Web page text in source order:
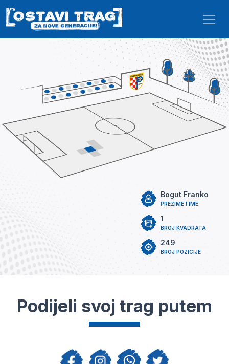
Skip to main content
PREZIME I IME
Bogut Franko
BROJ KVADRATA
1
BROJ POZICIJE
249
Podijeli svoj trag putem